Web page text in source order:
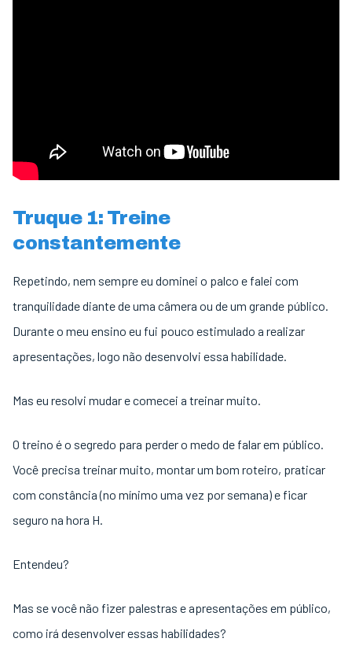
Truque 1: Treine
constantemente
Repetindo, nem sempre eu dominei o palco e falei com
tranquilidade diante de uma câmera ou de um grande público.
Durante o meu ensino eu fui pouco estimulado a realizar
apresentações, logo não desenvolvi essa habilidade.
Mas eu resolvi mudar e comecei a treinar muito.
O treino é o segredo para perder o medo de falar em público.
Você precisa treinar muito, montar um bom roteiro, praticar
com constância (no mínimo uma vez por semana) e ficar
seguro na hora H.
Entendeu?
Mas se você não fizer palestras e apresentações em público,
como irá desenvolver essas habilidades?